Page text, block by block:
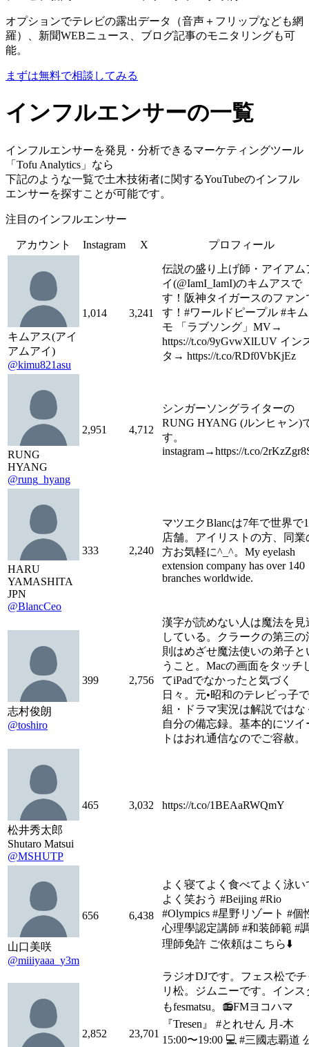
オプションでテレビの露出データ（音声＋フリップなども網
羅）、新聞WEBニュース、ブログ記事のモニタリングも可
能。
まずは無料で相談してみる
インフルエンサーの一覧
インフルエンサーを発見・分析できるマーケティングツール
「Tofu Analytics」なら
下記のような一覧で土木技術者に関するYouTubeのインフル
エンサーを探すことが可能です。
注目のインフルエンサー
アカウント Instagram X プロフィール
キムアス(アイ
アムアイ)
@kimu821asu
1,014 3,241
伝説の盛り上げ師・アイアム
イ(@IamI_IamI)のキムアスで
す！阪神タイガースのファン
す！#ワールドピープル #キ
モ 「ラブソング」MV→
https://t.co/9yGvwXlLUV イン
タ→ https://t.co/RDf0VbKjEz
RUNG
HYANG
@rung_hyang
2,951 4,712
シンガーソングライターの
RUNG HYANG (ルンヒャン)
す。
instagram→https://t.co/
HARU
YAMASHITA
JPN
@BlancCeo
333 2,240
マツエクBlancは7年で世界で
店舗。アイリストの方、同業
方お気軽に^_^。My eyelash
extension company has over 140
branches worldwide.
志村俊朗
@toshiro
399 2,756
漢字が読めない人は魔法を見
している。クラークの第三の
則はめざせ魔法使いの弟子と
うこと。Macの画面をタッチ
てiPadでなかったと気づく
日々。元•昭和のテレビっ子
組・ドラマ実況は解説ではな
自分の備忘録。基本的にツイ
トはおれ通信なのでご容赦。
松井秀太郎
Shutaro Matsui
@MSHUTP
465 3,032 https://t.co/1BEAaRWQmY
山口美咲
@miiiyaaa_y3m
656 6,438
よく寝てよく食べてよく泳い
よく笑おう #Beijing #Rio
#Olympics #星野リゾート #個
心理學認定講師 #和装師範 #
理師免許 ご依頼はこちら⬇️
2,852 23,701
ラジオDJです。フェス松でチ
リ松。ジムニーです。インス
もfesmatsu。📻FMヨコハマ
『Tresen』 #とれせん 月-木
15:00〜19:00 💻 #三國志覇道